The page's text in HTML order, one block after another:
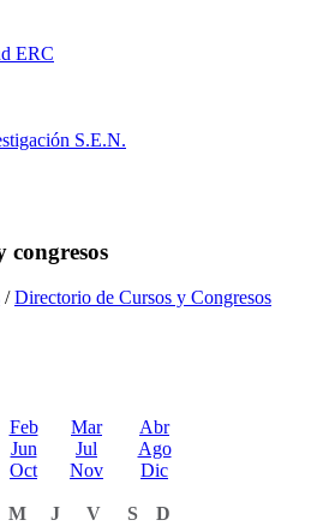
ERC
S.E.N.
congresos
/Directorio de Cursos y Congresos
Feb Mar
Abr
Jun Jul
Ago
Oct Nov Dic
M J V S
D